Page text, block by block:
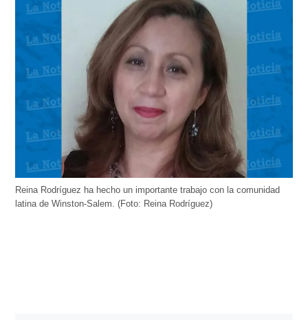
Reina Rodríguez ha hecho un importante trabajo con la comunidad
latina de Winston-Salem. (Foto: Reina Rodríguez)